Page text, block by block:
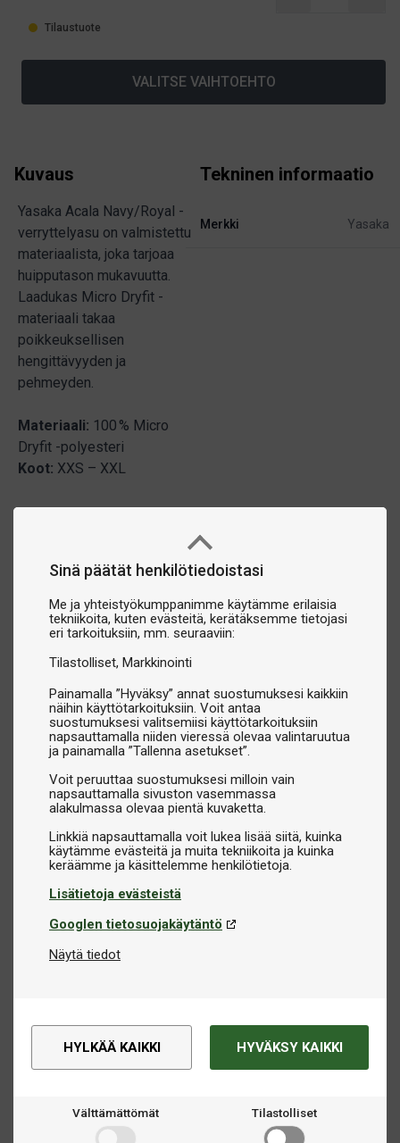
Sinä päätät henkilötiedoistasi
Me ja yhteistyökumppanimme käytämme erilaisia
tekniikoita, kuten evästeitä, kerätäksemme tietojasi
eri tarkoituksiin, mm. seuraaviin:
Tilastolliset Markkinointi
Painamalla ”Hyväksy” annat suostumuksesi kaikkiin
näihin käyttötarkoituksiin. Voit antaa
suostumuksesi valitsemiisi käyttötarkoituksiin
napsauttamalla niiden vieressä olevaa valintaruutua
ja painamalla ”Tallenna asetukset”.
Voit peruuttaa suostumuksesi milloin vain
napsauttamalla sivuston vasemmassa
alakulmassa olevaa pientä kuvaketta.
Linkkiä napsauttamalla voit lukea lisää siitä, kuinka
käytämme evästeitä ja muita tekniikoita ja kuinka
Lisätietoja evästeistä
Googlen tietosuojakäytäntö
Näytä tiedot
HYLKÄÄ KAIKKI HYVÄKSY KAIKKI
Välttämättömät Tilastolliset
Tilaustuote
VALITSE VAIHTOEHTO
Kuvaus
Yasaka Acala Navy/Royal -
verryttelyasu on valmistettu
materiaalista, joka tarjoaa
huipputason mukavuutta.
Laadukas Micro Dryfit -
materiaali takaa
poikkeuksellisen
hengittävyyden ja
pehmeyden.
Materiaali: 100 % Micro
Dryfit -polyesteri
Koot: XXS – XXL
Tekninen informaatio
Merkki Yasaka